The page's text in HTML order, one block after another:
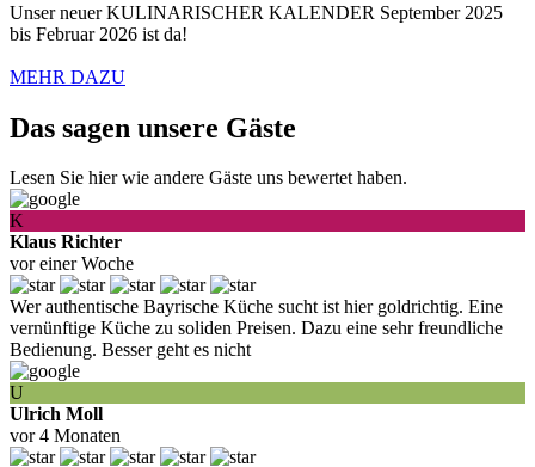
Unser neuer KULINARISCHER KALENDER September 2025
bis Februar 2026 ist da!
MEHR DAZU
Das sagen unsere Gäste
Lesen Sie hier wie andere Gäste uns bewertet haben.
K
Klaus Richter
vor einer Woche
Wer authentische Bayrische Küche sucht ist hier goldrichtig. Eine
vernünftige Küche zu soliden Preisen. Dazu eine sehr freundliche
Bedienung. Besser geht es nicht
U
Ulrich Moll
vor 4 Monaten